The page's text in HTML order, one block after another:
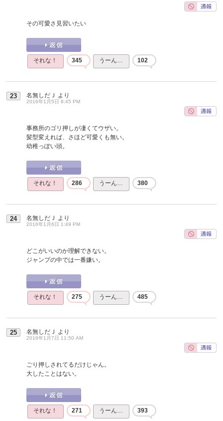
その可愛さ見習いたい
それな！ 345 うーん… 102
23 名無しだＪ より
2016年1月5日 8:45 PM
事務所のゴリ押しが凄くてウザい。
髪型変えれば、さほど可愛くも無い。
幼稚っぽい頭。
それな！ 286 うーん… 380
24 名無しだＪ より
2016年1月6日 1:49 PM
どこがいいのか理解できない。
ジャンプの中では一番嫌い。
それな！ 275 うーん… 485
25 名無しだＪ より
2016年1月7日 11:50 AM
ごり押しされてるだけじゃん。
大したことはない。
それな！ 271 うーん… 393